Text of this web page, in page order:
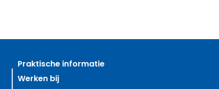
Praktische informatie
Werken bij